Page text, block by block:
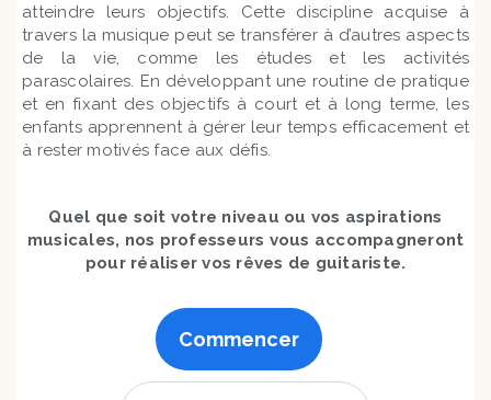
atteindre leurs objectifs. Cette discipline acquise à
travers la musique peut se transférer à d’autres aspects
de la vie, comme les études et les activités
parascolaires. En développant une routine de pratique
et en fixant des objectifs à court et à long terme, les
enfants apprennent à gérer leur temps efficacement et
à rester motivés face aux défis.
Quel que soit votre niveau ou vos aspirations
musicales, nos professeurs vous accompagneront
pour réaliser vos rêves de guitariste.
Commencer